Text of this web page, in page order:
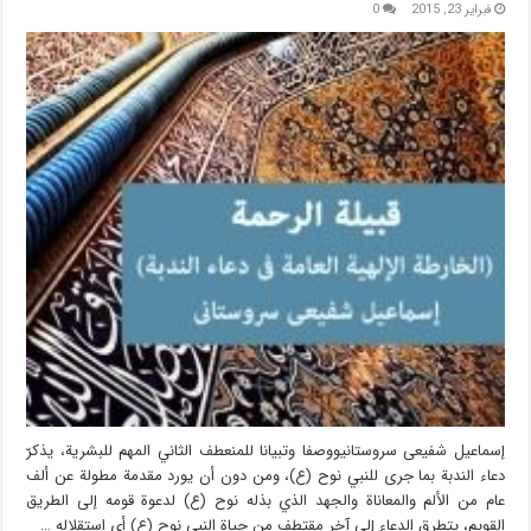
فبراير 23, 2015 0
إسماعیل شفیعی سروستانیووصفا وتبيانا للمنعطف الثاني المهم للبشرية، يذكرّ
دعاء الندبة بما جرى للنبي نوح (ع)، ومن دون أن يورد مقدمة مطولة عن ألف
عام من الألم والمعاناة والجهد الذي بذله نوح (ع) لدعوة قومه إلى الطريق
القويم، يتطرق الدعاء إلى آخر مقتطف من حياة النبي نوح (ع) أي استقلاله …